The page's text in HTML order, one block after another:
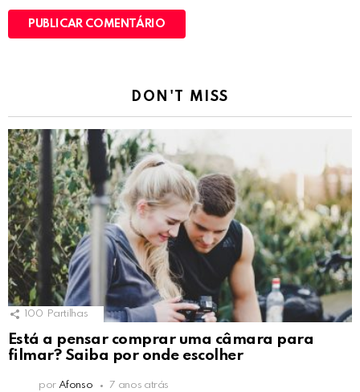
DON'T MISS
100 Partilhas
Está a pensar comprar uma câmara para
filmar? Saiba por onde escolher
por Afonso 7 anos atrás